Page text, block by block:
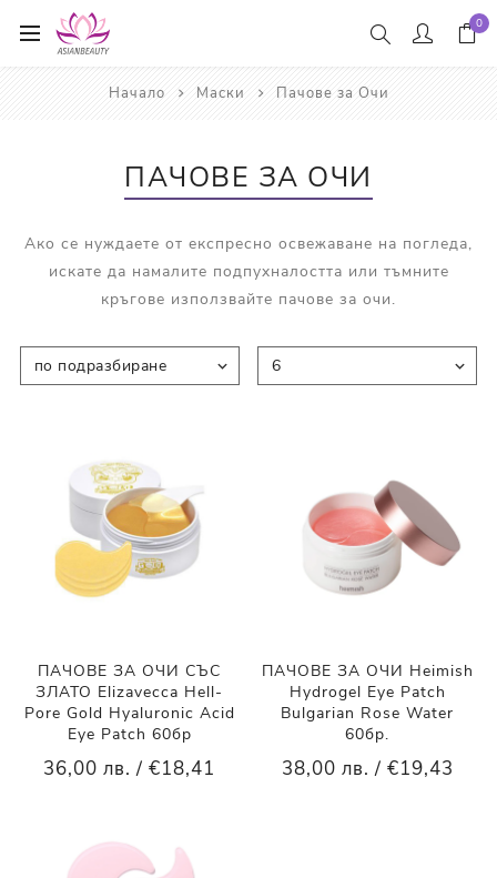
0
Начало Маски Пачове за Очи
ПАЧОВЕ ЗА ОЧИ
Ако се нуждаете от експресно освежаване на погледа,
искате да намалите подпухналостта или тъмните
кръгове използвайте пачове за очи.
ПАЧОВЕ ЗА ОЧИ СЪС
ЗЛАТО Elizavecca Hell-
Pore Gold Hyaluronic Acid
Eye Patch 60бр
36,00 лв. / €18,41
ПАЧОВЕ ЗА ОЧИ Heimish
Hydrogel Eye Patch
Bulgarian Rose Water
60бр.
38,00 лв. / €19,43